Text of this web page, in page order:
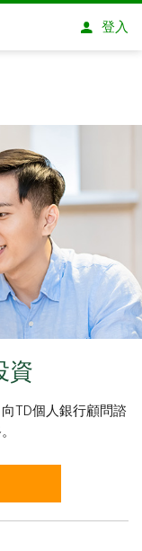
登入
資
TD個人銀行顧問諮